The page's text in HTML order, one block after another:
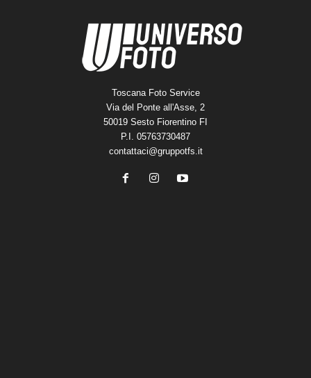
Toscana Foto Service
Via del Ponte all'Asse, 2
50019 Sesto Fiorentino FI
P.I. 05763730487
contattaci@gruppotfs.it